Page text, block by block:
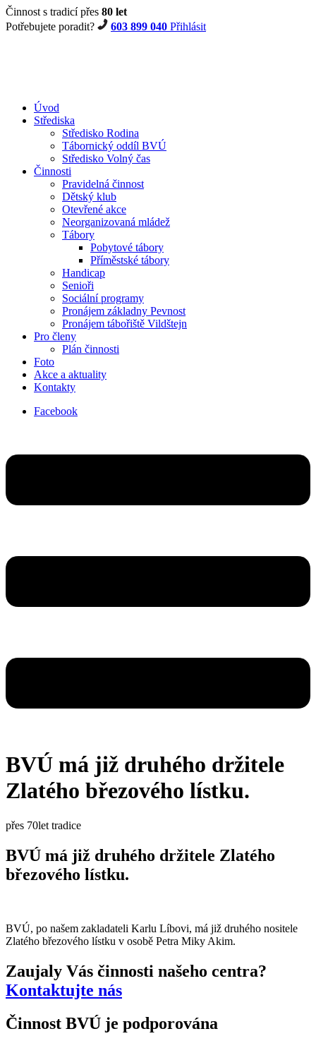
Činnost s tradicí přes 80 let
Potřebujete poradit?
603 899 040 Přihlásit
Úvod
Střediska
Středisko Rodina
Tábornický oddíl BVÚ
Středisko Volný čas
Činnosti
Pravidelná činnost
Dětský klub
Otevřené akce
Neorganizovaná mládež
Tábory
Pobytové tábory
Příměstské tábory
Handicap
Senioři
Sociální programy
Pronájem základny Pevnost
Pronájem tábořiště Vildštejn
Pro členy
Plán činnosti
Foto
Akce a aktuality
Kontakty
Facebook
BVÚ má již druhého držitele
Zlatého březového lístku.
přes 70let tradice
BVÚ má již druhého držitele Zlatého
březového lístku.
BVÚ, po našem zakladateli Karlu Líbovi, má již druhého nositele
Zlatého březového lístku v osobě Petra Miky Akim.
Zaujaly Vás činnosti našeho centra?
Kontaktujte nás
Činnost BVÚ je podporována